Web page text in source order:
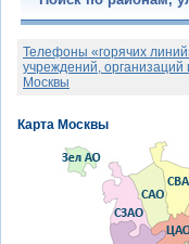
Телефоны «горячих
учреждений, организаций
Москвы